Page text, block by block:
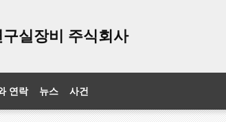
실장비 주식회사
연락 뉴스 사건